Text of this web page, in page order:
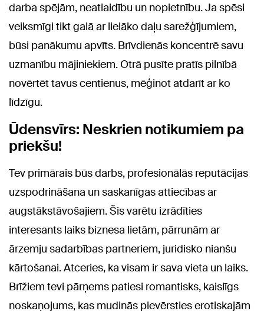
darba spējām, neatlaidību un nopietnību. Ja spēsi
veiksmīgi tikt galā ar lielāko daļu sarežģījumiem,
būsi panākumu apvīts. Brīvdienās koncentrē savu
uzmanību mājiniekiem. Otrā pusīte pratīs pilnībā
novērtēt tavus centienus, mēģinot atdarīt ar ko
līdzīgu.
Ūdensvīrs: Neskrien notikumiem pa
priekšu!
Tev primārais būs darbs, profesionālās reputācijas
uzspodrināšana un saskanīgas attiecības ar
augstākstāvošajiem. Šis varētu izrādīties
interesants laiks biznesa lietām, pārrunām ar
ārzemju sadarbības partneriem, juridisko nianšu
kārtošanai. Atceries, ka visam ir sava vieta un laiks.
Brīžiem tevi pārņems patiesi romantisks, kaislīgs
noskaņojums, kas mudinās pievērsties erotiskajām